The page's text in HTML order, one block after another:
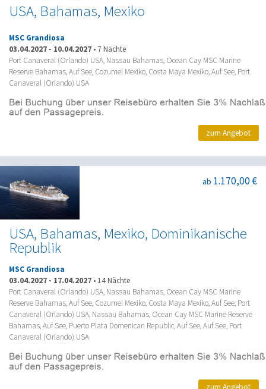
USA, Bahamas, Mexiko
MSC Grandiosa
03.04.2027 - 10.04.2027 • 7 Nächte
Port Canaveral (Orlando) USA, Nassau Bahamas, Ocean Cay MSC Marine
Reserve Bahamas, Auf See, Cozumel Mexiko, Costa Maya Mexiko, Auf See, Port
Canaveral (Orlando) USA
zum Angebot
USA, Bahamas, Mexiko, Dominikanische
Republik
ab 1.170,00 €
MSC Grandiosa
03.04.2027 - 17.04.2027 • 14 Nächte
Port Canaveral (Orlando) USA, Nassau Bahamas, Ocean Cay MSC Marine
Reserve Bahamas, Auf See, Cozumel Mexiko, Costa Maya Mexiko, Auf See, Port
Canaveral (Orlando) USA, Nassau Bahamas, Ocean Cay MSC Marine Reserve
Bahamas, Auf See, Puerto Plata Domenican Republic, Auf See, Auf See, Port
Canaveral (Orlando) USA